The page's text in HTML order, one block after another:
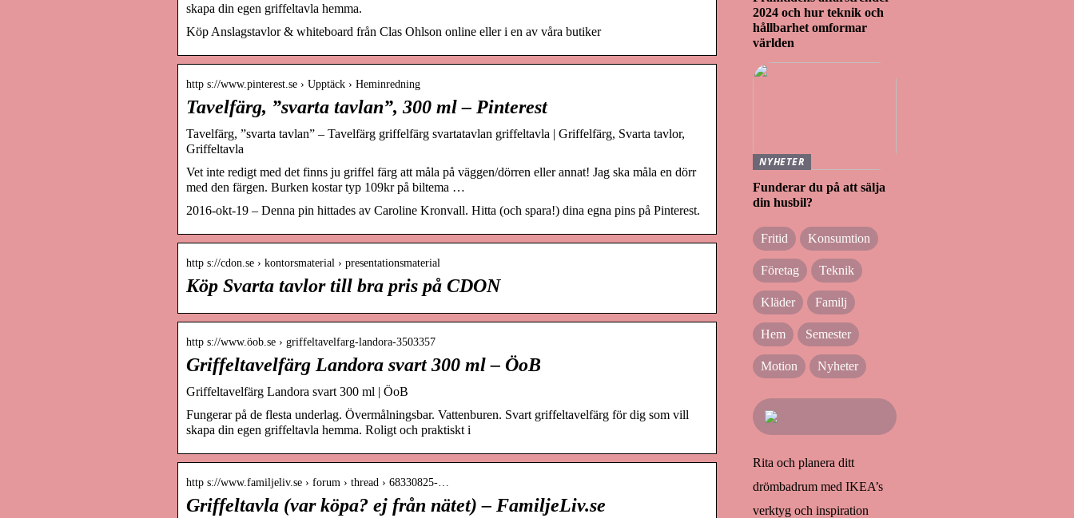
skapa din egen griffeltavla hemma.
Köp Anslagstavlor & whiteboard från Clas Ohlson online eller i en av våra butiker
http s://www.pinterest.se › Upptäck › Heminredning
Tavelfärg, ”svarta tavlan”, 300 ml – Pinterest
Tavelfärg, ”svarta tavlan” – Tavelfärg griffelfärg svartatavlan griffeltavla | Griffelfärg, Svarta tavlor,
Griffeltavla
Vet inte redigt med det finns ju griffel färg att måla på väggen/dörren eller annat! Jag ska måla en dörr
med den färgen. Burken kostar typ 109kr på biltema …
2016-okt-19 – Denna pin hittades av Caroline Kronvall. Hitta (och spara!) dina egna pins på Pinterest.
http s://cdon.se › kontorsmaterial › presentationsmaterial
Köp Svarta tavlor till bra pris på CDON
http s://www.öob.se › griffeltavelfarg-landora-3503357
Griffeltavelfärg Landora svart 300 ml – ÖoB
Griffeltavelfärg Landora svart 300 ml | ÖoB
Fungerar på de flesta underlag. Övermålningsbar. Vattenburen. Svart griffeltavelfärg för dig som vill
skapa din egen griffeltavla hemma. Roligt och praktiskt i
http s://www.familjeliv.se › forum › thread › 68330825-…
Griffeltavla (var köpa? ej från nätet) – FamiljeLiv.se
2024 och hur teknik och
hållbarhet omformar
världen
NYHETER
Funderar du på att sälja
din husbil?
Fritid Konsumtion
Företag Teknik
Kläder Familj
Hem Semester
Motion Nyheter
Rita och planera ditt
drömbadrum med IKEA’s
verktyg och inspiration